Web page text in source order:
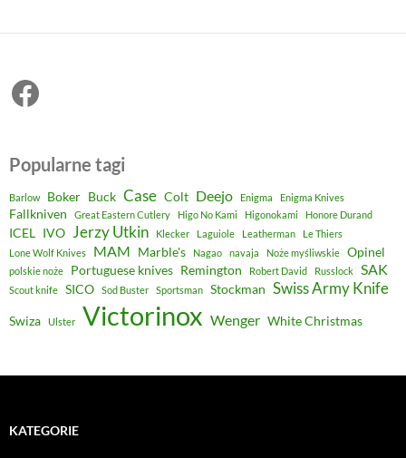
Facebook
Popularne tagi
Barlow Boker Buck Case Colt Deejo Enigma Enigma Knives
Fallkniven Great Eastern Cutlery Higo No Kami Higonokami Honore Durand
ICEL IVO Jerzy Utkin Klecker Laguiole Leatherman
Le Thiers
Lone Wolf Knives
MAM Marble's Nagao navaja Noże myśliwskie Opinel
polskie noże Portuguese knives Remington Robert David Russlock SAK
Scout knife SICO Sod Buster Sportsman Stockman Swiss Army Knife
Swiza Ulster Victorinox Wenger White Christmas
KATEGORIE